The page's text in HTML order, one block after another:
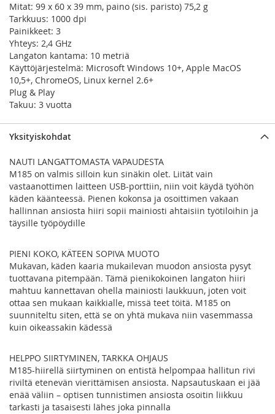
Mitat: 99 x 60 x 39 mm, paino (sis. paristo) 75,2 g
Tarkkuus: 1000 dpi
Painikkeet: 3
Yhteys: 2,4 GHz
Langaton kantama: 10 metriä
Käyttöjärjestelmä: Microsoft Windows 10+, Apple MacOS
10,5+, ChromeOS, Linux kernel 2.6+
Plug & Play
Takuu: 3 vuotta
Yksityiskohdat
NAUTI LANGATTOMASTA VAPAUDESTA
M185 on valmis silloin kun sinäkin olet. Liität vain
vastaanottimen laitteen USB-porttiin, niin voit käydä työhön
käden käänteessä. Pienen kokonsa ja osoittimen vakaan
hallinnan ansiosta hiiri sopii mainiosti ahtaisiin työtiloihin ja
täysille työpöydille
PIENI KOKO, KÄTEEN SOPIVA MUOTO
Mukavan, käden kaaria mukailevan muodon ansiosta pysyt
tuottavana pitempään. Tämä pienikokoinen langaton hiiri
mahtuu kannettavan ohella mainiosti laukkuun, joten voit
ottaa sen mukaan kaikkialle, missä teet töitä. M185 on
suunniteltu siten, että se on yhtä mukava niin vasemmassa
kuin oikeassakin kädessä
HELPPO SIIRTYMINEN, TARKKA OHJAUS
M185-hiirellä siirtyminen on entistä helpompaa hallitun rivi
riviltä etenevän vierittämisen ansiosta. Napsautuskaan ei jää
enää väliin – optisen tunnistimen ansiosta osoitin liikkuu
tarkasti ja tasaisesti lähes joka pinnalla